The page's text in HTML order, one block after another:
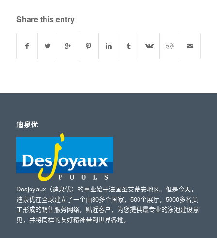
Share this entry
迪泉优
Desjoyaux（迪泉优）的事业始于法国圣艾蒂安地区。但是今天，
迪泉优在全球建立了一个由80多个国家，500个展厅，5000多名员
工形成的销售服务网络，贴近客户，为您提供最专业的泳池建设意
见，并将同样的友好精神带到世界各地。